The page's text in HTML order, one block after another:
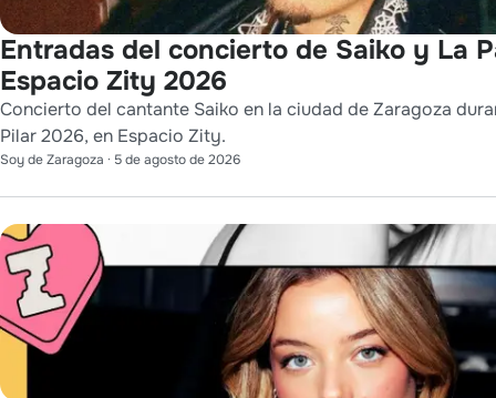
Entradas del concierto de Saiko y La
Espacio Zity 2026
Concierto del cantante Saiko en la ciudad de Zaragoza
Pilar 2026, en Espacio Zity.
Soy de Zaragoza · 5 de agosto de 2026